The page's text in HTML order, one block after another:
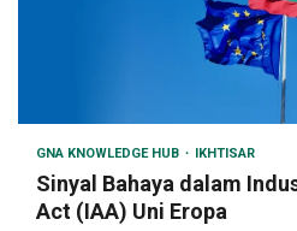
GNA KNOWLEDGE HUB IKHTISAR
Sinyal Bahaya dalam
Act (IAA) Uni Eropa